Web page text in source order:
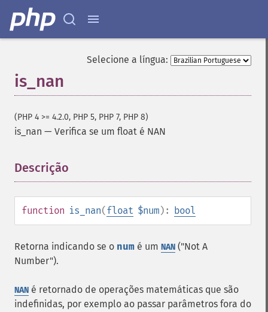
Selecione a língua:
is_nan
(PHP 4 >= 4.2.0, PHP 5, PHP 7, PHP 8)
is_nan — Verifica se um float é NAN
Descrição
function is_nan(float $num): bool
Retorna indicando se o num é um NAN ( Not A
Number ).
NAN é retornado de operações matemáticas que são
indefinidas, por exemplo ao passar parâmetros fora do